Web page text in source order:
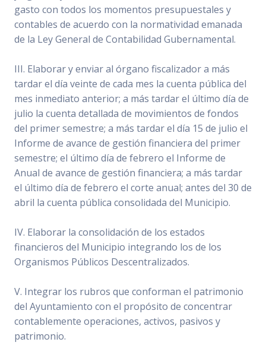
gasto con todos los momentos presupuestales y
contables de acuerdo con la normatividad emanada
de la Ley General de Contabilidad Gubernamental.
III. Elaborar y enviar al órgano fiscalizador a más
tardar el día veinte de cada mes la cuenta pública del
mes inmediato anterior; a más tardar el último día de
julio la cuenta detallada de movimientos de fondos
del primer semestre; a más tardar el día 15 de julio el
Informe de avance de gestión financiera del primer
semestre; el último día de febrero el Informe de
Anual de avance de gestión financiera; a más tardar
el último día de febrero el corte anual; antes del 30 de
abril la cuenta pública consolidada del Municipio.
IV. Elaborar la consolidación de los estados
financieros del Municipio integrando los de los
Organismos Públicos Descentralizados.
V. Integrar los rubros que conforman el patrimonio
del Ayuntamiento con el propósito de concentrar
contablemente operaciones, activos, pasivos y
patrimonio.